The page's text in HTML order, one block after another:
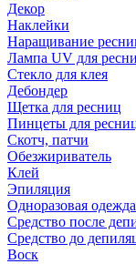
Декор
Наклейки
Наращивание
Лампа UV для
Стекло для клея
Дебондер
Щетка для ресниц
Пинцеты для
Скотч, патчи
Обезжириватель
Клей
Эпиляция
Одноразовая одежда
Средство после
Средство до
Воск